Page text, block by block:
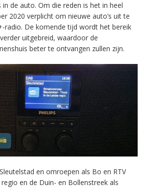
de auto. Om die reden is het in heel
2020 verplicht om nieuwe auto’s uit te
radio. De komende tijd wordt het bereik
uitgebreid, waardoor de
beter te ontvangen zullen zijn.
en omroepen als Bo en RTV
en de Duin- en Bollenstreek als